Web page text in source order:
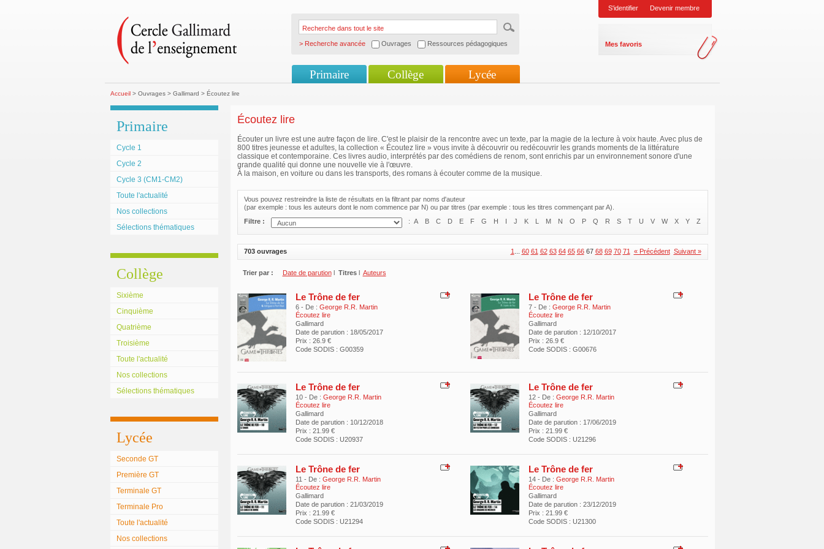
> Recherche avancée Ouvrages Ressources pédagogiques
S'identifier Devenir membre
Mes favoris
Primaire Collège Lycée
Accueil> Ouvrages > Gallimard > Écoutez lire
Primaire
Cycle 1
Cycle 2
Cycle 3 (CM1-CM2)
Toute l'actualité
Nos collections
Sélections thématiques
Collège
Sixième
Cinquième
Quatrième
Troisième
Toute l'actualité
Nos collections
Sélections thématiques
Lycée
Seconde GT
Première GT
Terminale GT
Terminale Pro
Toute l'actualité
Nos collections
Écoutez lire
Écouter un livre est une autre façon de lire. C'est le plaisir de la rencontre avec un texte, par la magie de la lecture à voix haute. Avec plus de
800 titres jeunesse et adultes, la collection « Écoutez lire » vous invite à découvrir ou redécouvrir les grands moments de la littérature
classique et contemporaine. Ces livres audio, interprétés par des comédiens de renom, sont enrichis par un environnement sonore d'une
grande qualité qui donne une nouvelle vie à l'œuvre.
À la maison, en voiture ou dans les transports, des romans à écouter comme de la musique.
Vous pouvez restreindre la liste de résultats en la filtrant par noms d'auteur
(par exemple : tous les auteurs dont le nom commence par N) ou par titres (par exemple : tous les titres commençant par A).
Filtre :
: A B C D E F G H I J K L M N O P Q R S T U V W X Y Z
1 60 61 62 63 64 65 66 67 68 69 70 71 « Précédent Suivant »
703 ouvrages
Trier par : Date de parution l Titres l Auteurs
Le Trône de fer
6 - De : George R.R. Martin
Écoutez lire
Gallimard
Date de parution : 18/05/2017
Prix : 26.9 €
Code SODIS : G00359
Le Trône de fer
7 - De : George R.R. Martin
Écoutez lire
Gallimard
Date de parution : 12/10/2017
Prix : 26.9 €
Code SODIS : G00676
Le Trône de fer
10 - De : George R.R. Martin
Écoutez lire
Gallimard
Date de parution : 10/12/2018
Prix : 21.99 €
Code SODIS : U20937
Le Trône de fer
12 - De : George R.R. Martin
Écoutez lire
Gallimard
Date de parution : 17/06/2019
Prix : 21.99 €
Code SODIS : U21296
Le Trône de fer
11 - De : George R.R. Martin
Écoutez lire
Gallimard
Date de parution : 21/03/2019
Prix : 21.99 €
Code SODIS : U21294
Le Trône de fer
14 - De : George R.R. Martin
Écoutez lire
Gallimard
Date de parution : 23/12/2019
Prix : 21.99 €
Code SODIS : U21300